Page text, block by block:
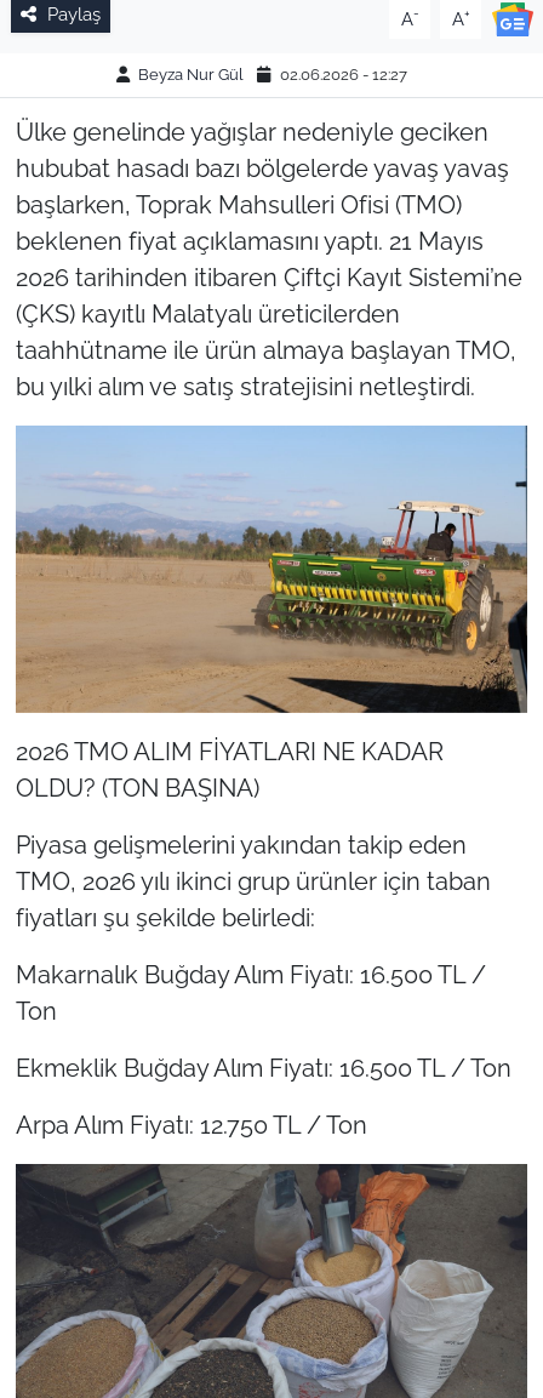
Paylaş A- A+
Beyza Nur Gül 02.06.2026 - 12:27
Ülke genelinde yağışlar nedeniyle geciken
hububat hasadı bazı bölgelerde yavaş yavaş
başlarken, Toprak Mahsulleri Ofisi (TMO)
beklenen fiyat açıklamasını yaptı. 21 Mayıs
2026 tarihinden itibaren Çiftçi Kayıt Sistemi’ne
(ÇKS) kayıtlı Malatyalı üreticilerden
taahhütname ile ürün almaya başlayan TMO,
bu yılki alım ve satış stratejisini netleştirdi.
2026 TMO ALIM FİYATLARI NE KADAR
OLDU? (TON BAŞINA)
Piyasa gelişmelerini yakından takip eden
TMO, 2026 yılı ikinci grup ürünler için taban
fiyatları şu şekilde belirledi:
Makarnalık Buğday Alım Fiyatı: 16.500 TL /
Ton
Ekmeklik Buğday Alım Fiyatı: 16.500 TL / Ton
Arpa Alım Fiyatı: 12.750 TL / Ton